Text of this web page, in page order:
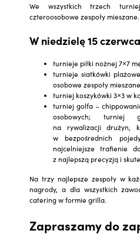
We wszystkich trzech
czteroosobowe zespoły mieszane.
W niedzielę 15 czerwca
turnieje piłki nożnej 7×7
turnieje siatkówki
osobowe zespoły
turniej koszykówki 3×3 w
turniej golfa –
osobowych; turniej
na rywalizacji drużyn,
w bezpośrednich
najcelniejsze trafienie
z najlepszą precyzją i
Na trzy najlepsze zespoły w
nagrody, a dla wszystkich
catering w formie grilla.
Zapraszamy do